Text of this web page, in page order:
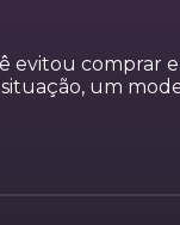
evitou comprar
um